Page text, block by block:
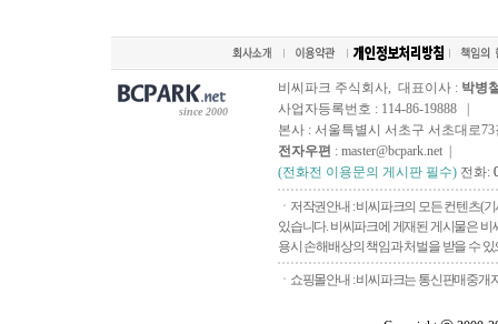
since 2000
비씨파크 주식회사, 대표이사 : 박병
사업자등록번호 : 114-86-19888 |
본사 : 서울특별시 서초구 서초대로73
전자우편 : master@bcpark.net |
(전화전 이용문의 게시판 필수) 전화:
ㆍ저작권안내 : 비씨파크의 모든 컨텐츠(
있습니다. 비씨파크에 게재된 게시물은
용시 손해배상의 책임과 처벌을 받을 수
ㆍ쇼핑몰안내 : 비씨파크는 통신판매중개